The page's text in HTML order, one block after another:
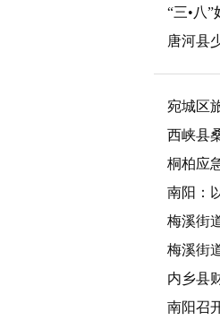
“三•八
唐河县
宛城区
西峡县
桐柏应
南阳：
梅溪街
梅溪街
内乡县
南阳召